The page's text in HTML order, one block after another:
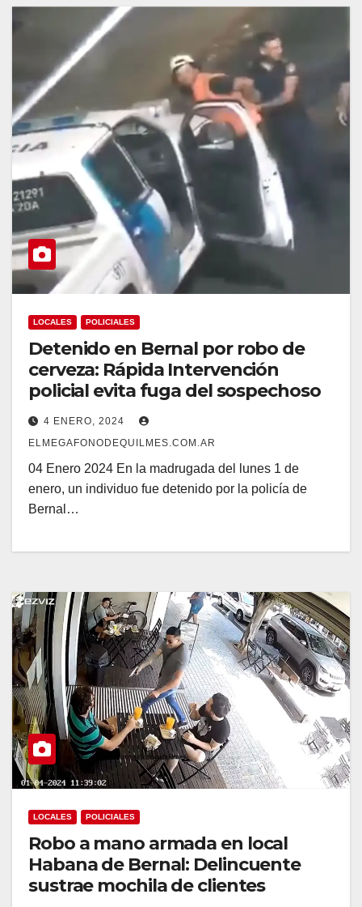
LOCALES POLICIALES
Detenido en Bernal por robo de
cerveza: Rápida Intervención
policial evita fuga del sospechoso
4 ENERO, 2024
ELMEGAFONODEQUILMES.COM.AR
04 Enero 2024 En la madrugada del lunes 1 de
enero, un individuo fue detenido por la policía de
Bernal…
LOCALES POLICIALES
Robo a mano armada en local
Habana de Bernal: Delincuente
sustrae mochila de clientes